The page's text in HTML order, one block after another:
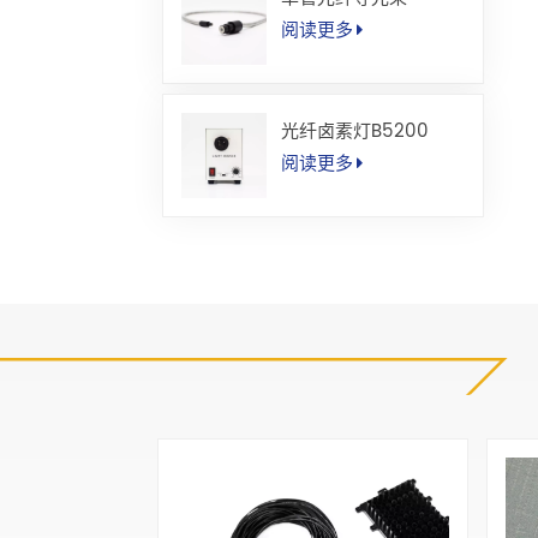
阅读更多
光纤卤素灯B5200
阅读更多